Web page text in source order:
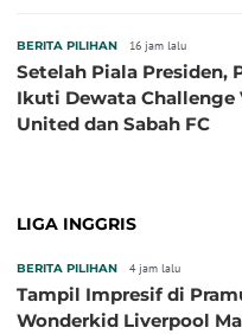
BERITA PILIHAN 16 jam lalu
Setelah Piala Presiden,
Ikuti Dewata Challenge
United dan Sabah FC
LIGA INGGRIS
BERITA PILIHAN 4 jam lalu
Tampil Impresif di
Wonderkid Liverpool